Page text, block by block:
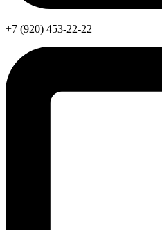
+7 (920) 453-22-22